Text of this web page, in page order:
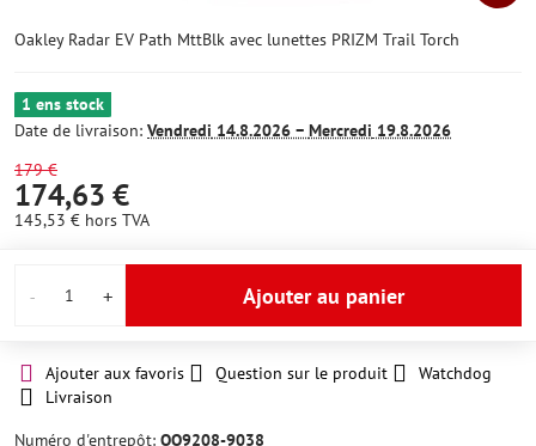
Oakley Radar EV Path MttBlk avec lunettes PRIZM Trail Torch
1 ens stock
Date de livraison: Vendredi 14.8.2026 − Mercredi 19.8.2026
179 €
174,63 €
145,53 € hors TVA
Ajouter au panier
Ajouter aux favoris Question sur le produit
Watchdog
Livraison
Numéro d'entrepôt: OO9208-9038